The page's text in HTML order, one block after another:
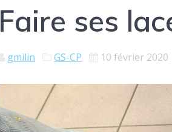
Faire ses
gmilin GS-CP 10 février 2020